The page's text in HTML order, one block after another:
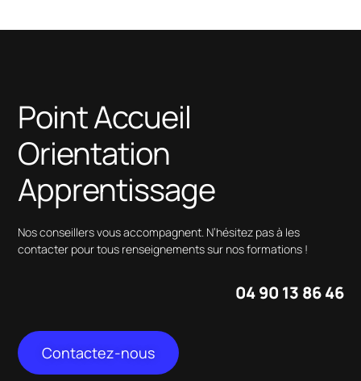
Point Accueil
Orientation
Apprentissage
Nos conseillers vous accompagnent. N’hésitez pas à les
contacter pour tous renseignements sur nos formations !
04 90 13 86 46
Contactez-nous